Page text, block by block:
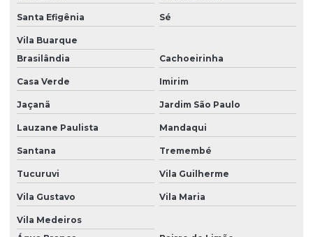
Santa Efigênia Sé
Vila Buarque
Brasilândia
Cachoeirinha
Casa Verde Imirim
Jaçanã Jardim São Paulo
Lauzane Paulista Mandaqui
Santana Tremembé
Tucuruvi Vila Guilherme
Vila Gustavo Vila Maria
Vila Medeiros